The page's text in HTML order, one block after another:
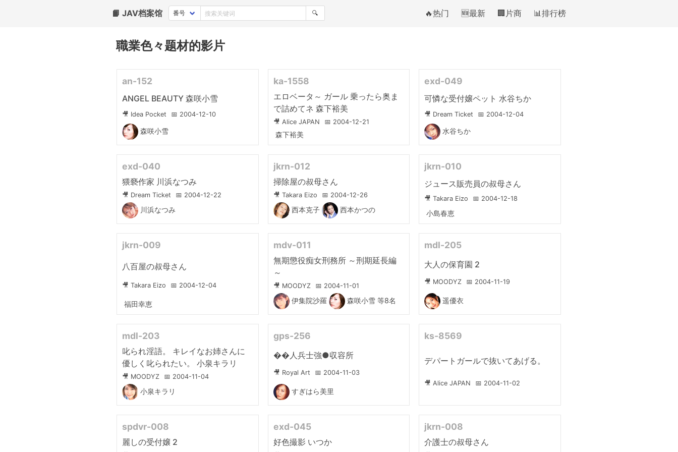
📙 JAV档案馆 🔍 🔥热门 🆕最新 🏢片商 📊排行榜
職業色々题材的影片
an-152
ANGEL BEAUTY 森咲小雪
🎥 Idea Pocket 📅 2004-12-10
森咲小雪
ka-1558
エロベータ～ ガール 乗ったら奥ま
で詰めてネ 森下裕美
🎥 Alice JAPAN 📅 2004-12-21
森下裕美
exd-049
可憐な受付嬢ペット 水谷ちか
🎥 Dream Ticket 📅 2004-12-04
水谷ちか
exd-040
猥褻作家 川浜なつみ
🎥 Dream Ticket 📅 2004-12-22
川浜なつみ
jkrn-012
掃除屋の叔母さん
🎥 Takara Eizo 📅 2004-12-26
西本克子 西本かつの
jkrn-010
ジュース販売員の叔母さん
🎥 Takara Eizo 📅 2004-12-18
小島春恵
jkrn-009
八百屋の叔母さん
🎥 Takara Eizo 📅 2004-12-04
福田幸恵
mdv-011
無期懲役痴女刑務所 ～刑期延長編
～
🎥 MOODYZ 📅 2004-11-01
伊集院沙羅 森咲小雪 等8名
mdl-205
大人の保育園 2
🎥 MOODYZ 📅 2004-11-19
遥優衣
mdl-203
叱られ淫語。 キレイなお姉さんに
優しく叱られたい。 小泉キラリ
🎥 MOODYZ 📅 2004-11-04
小泉キラリ
gps-256
��人兵士強●収容所
🎥 Royal Art 📅 2004-11-03
すぎはら美里
ks-8569
デパートガールで抜いてあげる。
🎥 Alice JAPAN 📅 2004-11-02
spdvr-008
麗しの受付嬢 2
exd-045
好色撮影 いつか
jkrn-008
介護士の叔母さん